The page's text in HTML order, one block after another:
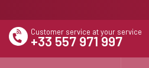
Customer service at your service
+33 557 971 997